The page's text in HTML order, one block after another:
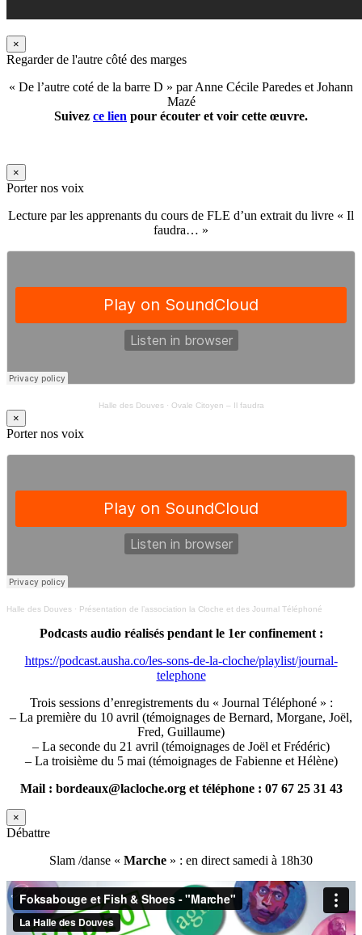
×
Regarder de l'autre côté des marges
« De l’autre coté de la barre D » par Anne Cécile Paredes et Johann
Mazé
Suivez ce lien pour écouter et voir cette œuvre.
×
Porter nos voix
Lecture par les apprenants du cours de FLE d’un extrait du livre « Il
faudra… »
Halle des Douves· Ovale Citoyen – Il faudra
×
Porter nos voix
Halle des Douves · Présentation de l’association la Cloche et des Journal Téléphoné
Podcasts audio réalisés pendant le 1er confinement :
https://podcast.ausha.co/les-sons-de-la-cloche/playlist/journal-
telephone
Trois sessions d’enregistrements du « Journal Téléphoné » :
– La première du 10 avril (témoignages de Bernard, Morgane, Joël,
Fred, Guillaume)
– La seconde du 21 avril (témoignages de Joël et Frédéric)
– La troisième du 5 mai (témoignages de Fabienne et Hélène)
Mail : bordeaux@lacloche.org et téléphone : 07 67 25 31 43
×
Débattre
Slam /danse « Marche » : en direct samedi à 18h30